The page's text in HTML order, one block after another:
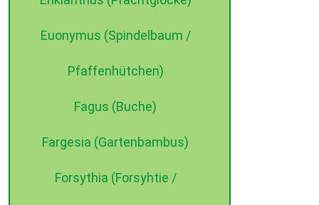
Euonymus (Spindelbaum /
Pfaffenhütchen)
Fagus (Buche)
Fargesia (Gartenbambus)
Forsythia (Forsyhtie /